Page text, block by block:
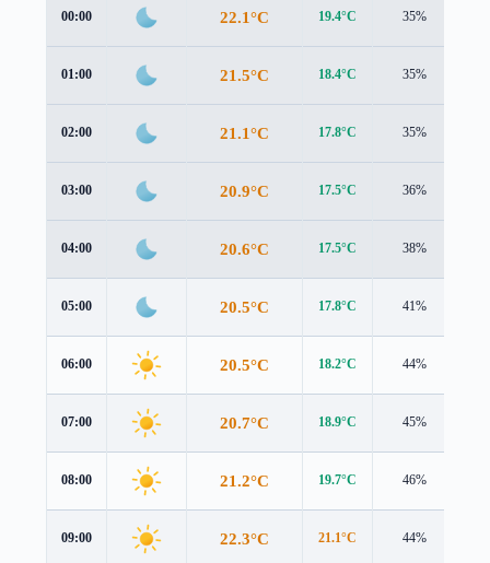
00:00 22.1°C 19.4°C 35%
01:00 21.5°C 18.4°C 35%
02:00 21.1°C 17.8°C 35%
03:00 20.9°C 17.5°C 36%
04:00 20.6°C 17.5°C 38%
05:00 20.5°C 17.8°C 41%
06:00 20.5°C 18.2°C 44%
07:00 20.7°C 18.9°C 45%
08:00 21.2°C 19.7°C 46%
09:00 22.3°C 21.1°C 44%